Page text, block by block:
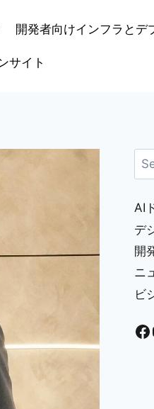
開発者向けインフラとデ
サイト
for:
AI
デ
開
ニ
ビ